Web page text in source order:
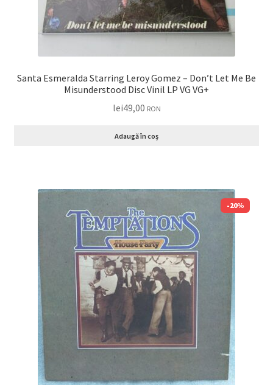
Santa Esmeralda Starring Leroy Gomez – Don’t Let Me Be
Misunderstood Disc Vinil LP VG VG+
lei49,00 RON
Adaugă în coș
-20%